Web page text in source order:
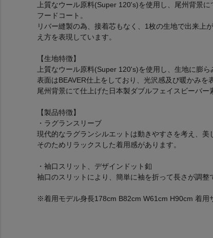
上質なウール原料(Super 120's)を使用し、尾州背景
フードコート。
リバー縫製の為、接着芯もなく、1枚の生地で出来上
え方を表現しています。
【生地特徴】
上質なウール原料(Super 120's)を使用し、生地に膨ら
表面はBEAVER仕上をしており、光沢感及び暖かみを
尾州背景にて仕上げた日本製ダブルフェイスビーバー
【製品特徴】
・ラグランスリーブ
現代的なラグランシルエットは動きやすさを考え、美
そのためリラックスした着用感があります。
・袖口スリット、デザインドット釦
袖口のスリットにより、簡単に袖を折って長さが調整
※着用モデル身長178cm B82cm W61cm H90cm 着用